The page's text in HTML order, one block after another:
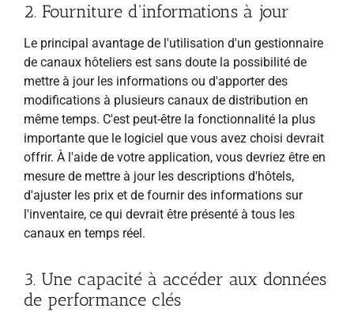
2. Fourniture d'informations à jour
Le principal avantage de l'utilisation d'un gestionnaire
de canaux hôteliers est sans doute la possibilité de
mettre à jour les informations ou d'apporter des
modifications à plusieurs canaux de distribution en
même temps. C'est peut-être la fonctionnalité la plus
importante que le logiciel que vous avez choisi devrait
offrir. À l'aide de votre application, vous devriez être en
mesure de mettre à jour les descriptions d'hôtels,
d'ajuster les prix et de fournir des informations sur
l'inventaire, ce qui devrait être présenté à tous les
canaux en temps réel.
3. Une capacité à accéder aux données
de performance clés